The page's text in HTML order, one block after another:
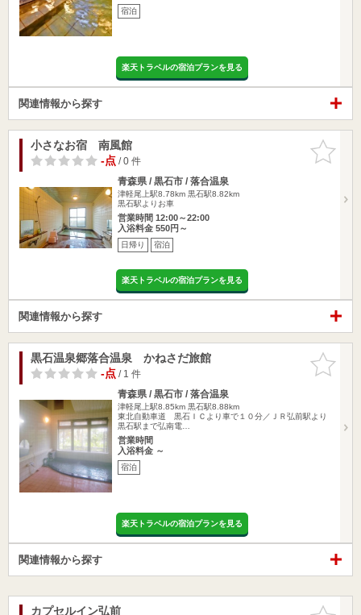
宿泊
楽天トラベルの宿泊プランを見る
関連情報から探す
お気に入
りに追加
小さなお宿 南風館
-点/ 0 件
青森県 / 黒石市 / 落合温泉
津軽尾上駅8.78km 黒石駅8.82km
黒石駅よりお車
営業時間 12:00～22:00
入浴料金 550円～
日帰り 宿泊
楽天トラベルの宿泊プランを見る
関連情報から探す
お気に入
りに追加
黒石温泉郷落合温泉 かねさだ旅館
-点/ 1 件
青森県 / 黒石市 / 落合温泉
津軽尾上駅8.85km 黒石駅8.88km
東北自動車道 黒石ＩＣより車で１０分／ＪＲ弘前駅より
黒石駅まで弘南電…
営業時間
入浴料金 ～
宿泊
楽天トラベルの宿泊プランを見る
関連情報から探す
お気に入
カプセルイン弘前